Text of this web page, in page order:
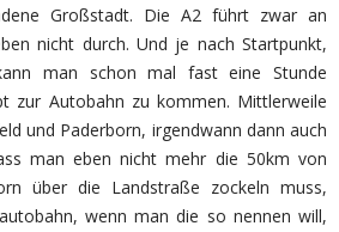
Großstadt. Die A2 führt zwar an
nicht durch. Und je nach Startpunkt,
man schon mal fast eine Stunde
zur Autobahn zu kommen. Mittlerweile
und Paderborn, irgendwann dann auch
man eben nicht mehr die 50km von
über die Landstraße zockeln muss,
wenn man die so nennen will,